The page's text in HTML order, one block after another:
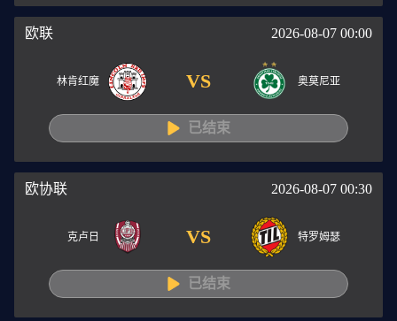
欧联 2026-08-07 00:00
林肯红魔 VS 奥莫尼亚
已结束
欧协联 2026-08-07 00:30
克卢日 VS 特罗姆瑟
已结束